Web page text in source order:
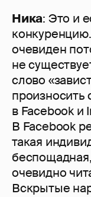
Ника: Это и
очевиден
не
слово
произносить
в Facebook и
В Facebook
такая
очевидно
Вскрытые